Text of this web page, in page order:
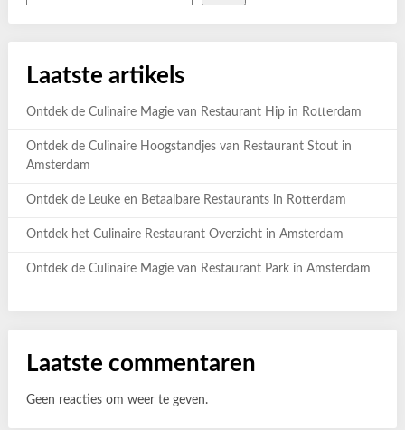
Laatste artikels
Ontdek de Culinaire Magie van Restaurant Hip in Rotterdam
Ontdek de Culinaire Hoogstandjes van Restaurant Stout in
Amsterdam
Ontdek de Leuke en Betaalbare Restaurants in Rotterdam
Ontdek het Culinaire Restaurant Overzicht in Amsterdam
Ontdek de Culinaire Magie van Restaurant Park in Amsterdam
Laatste commentaren
Geen reacties om weer te geven.